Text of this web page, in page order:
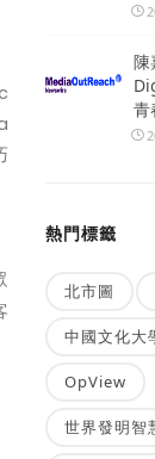
陳
青
熱門標籤
北市圖
中國文化大
OpView
世界發明智